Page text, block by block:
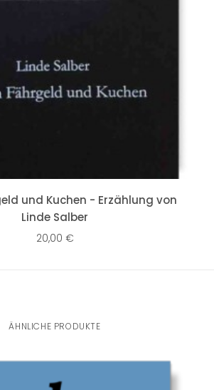
IN DEN WARENKORB
und Kuchen - Erzählung von
Linde Salber
20,00 €
ÄHNLICHE PRODUKTE